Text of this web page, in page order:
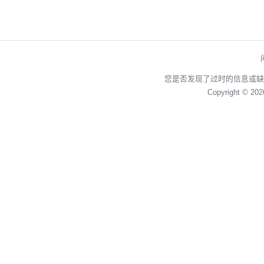
您是否发现了过时的信息或
Copyright ©